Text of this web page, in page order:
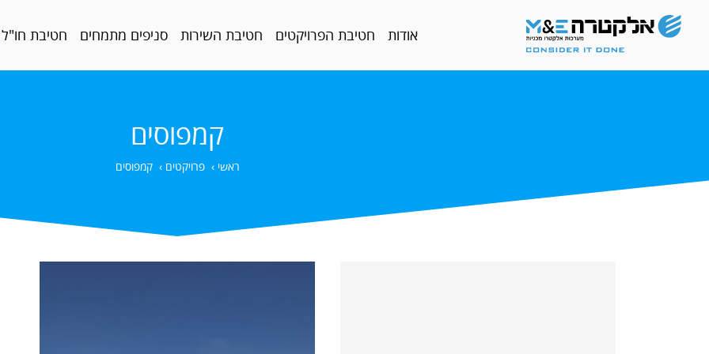
אודות חטיבת הפרויקטים חטיבת השירות סניפים מתמחים חטיבת חו"ל
קמפוסים
ראשי › פרויקטים › קמפוסים